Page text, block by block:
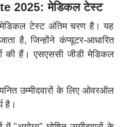
2025: मेडिकल टेस्ट
मेडिकल टेस्ट अंतिम चरण है। यह
है, जिन्होंने कंप्यूटर-आधारित
की हैं। एसएससी जीडी मेडिकल
उम्मीदवारों के लिए ओवरऑल
है।